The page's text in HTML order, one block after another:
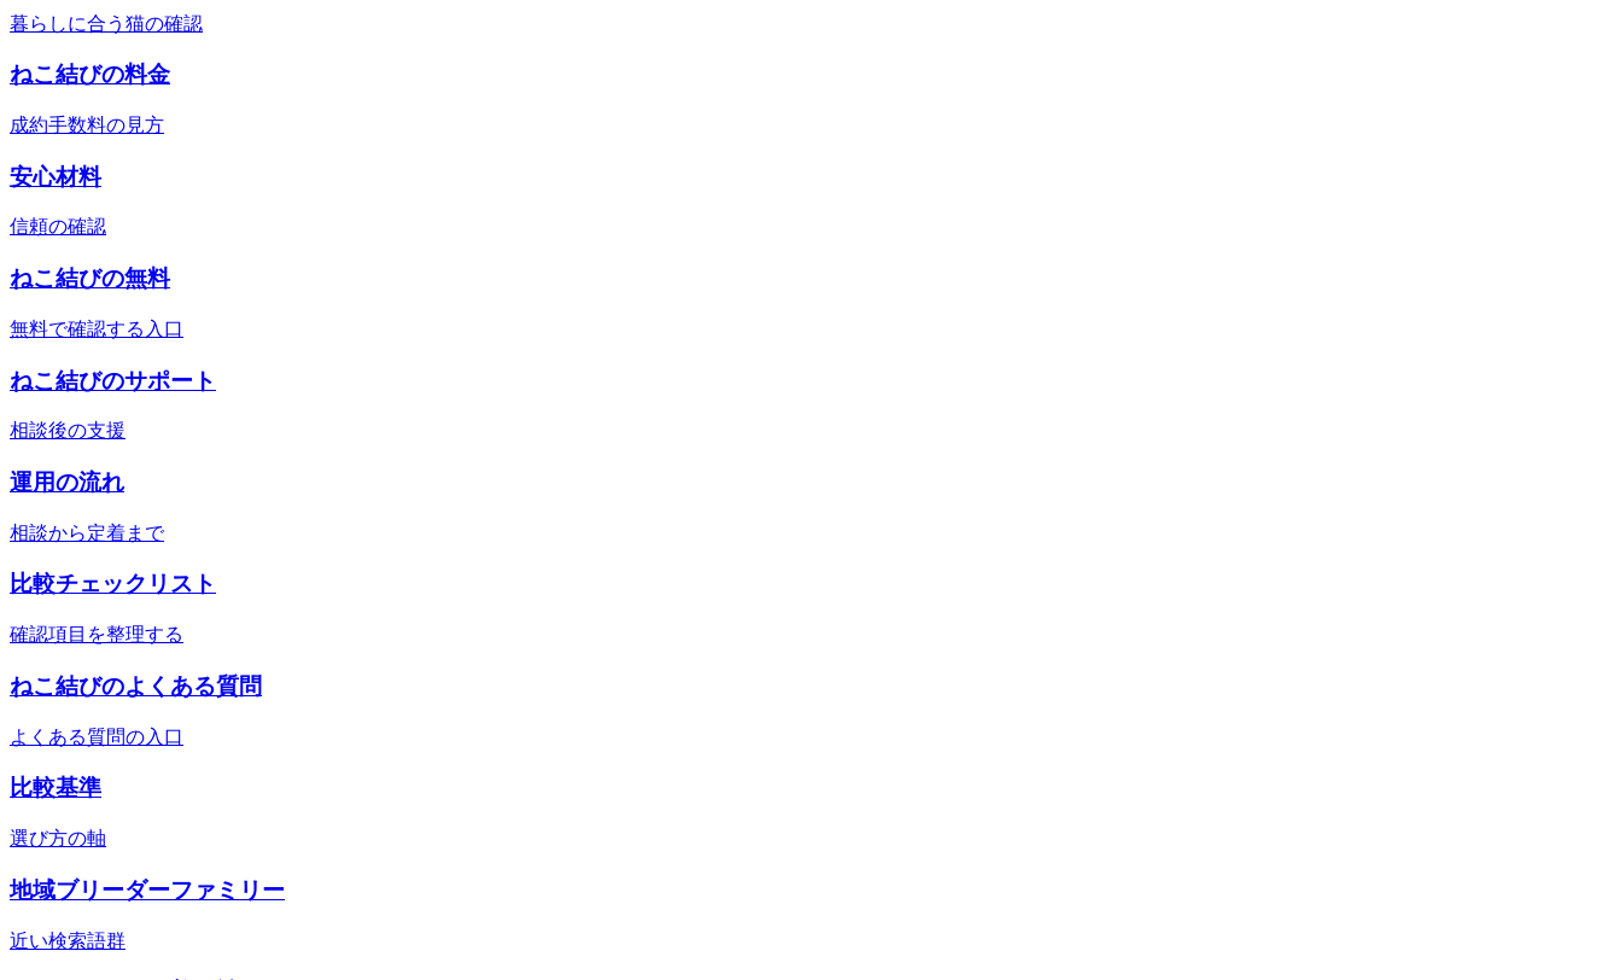
暮らしに合う猫の確認
ねこ結びの料金
成約手数料の見方
安心材料
信頼の確認
ねこ結びの無料
無料で確認する入口
ねこ結びのサポート
相談後の支援
運用の流れ
相談から定着まで
比較チェックリスト
確認項目を整理する
ねこ結びのよくある質問
よくある質問の入口
比較基準
選び方の軸
地域ブリーダーファミリー
近い検索語群